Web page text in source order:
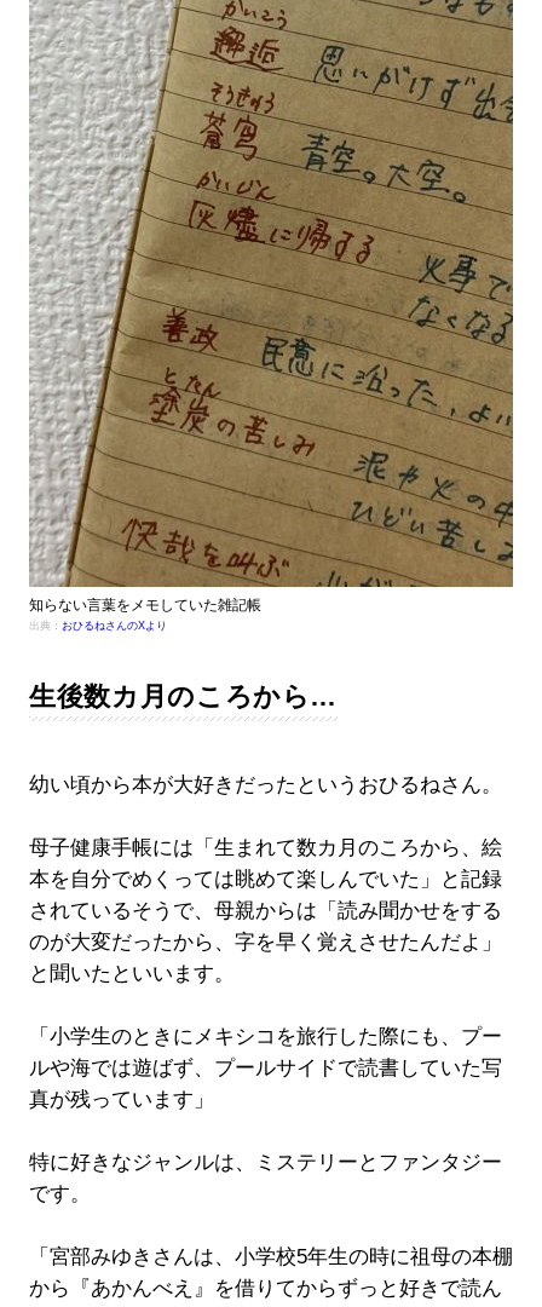
知らない言葉をメモしていた雑記帳
出典： おひるねさんのXより
生後数カ月のころから…
幼い頃から本が大好きだったというおひるねさん。
母子健康手帳には「生まれて数カ月のころから、絵
本を自分でめくっては眺めて楽しんでいた」と記録
されているそうで、母親からは「読み聞かせをする
のが大変だったから、字を早く覚えさせたんだよ」
と聞いたといいます。
「小学生のときにメキシコを旅行した際にも、プー
ルや海では遊ばず、プールサイドで読書していた写
真が残っています」
特に好きなジャンルは、ミステリーとファンタジー
です。
「宮部みゆきさんは、小学校5年生の時に祖母の本棚
から『あかんべえ』を借りてからずっと好きで読ん